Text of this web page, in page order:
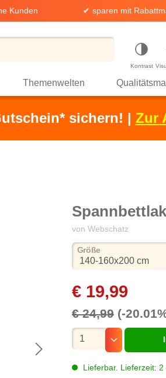
Kunden ✔ sparen mit
Kontrast
Themenwelten
sichern! | Zur
von Webschatz
€ 19,99
€ 24,99 (-
Lieferbar. Lieferzeit:
Größeauswählen
Mengenauswahl